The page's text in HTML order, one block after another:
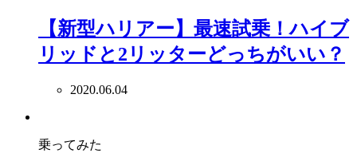
【新型ハリアー】最速試乗！ハイブ
リッドと2リッターどっちがいい？
2020.06.04
乗ってみた